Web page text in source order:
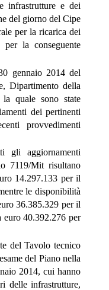
infrastrutture e dei
del giorno del Cipe
per la ricarica dei
la conseguente
gennaio 2014 del
Dipartimento della
quale sono state
dei pertinenti
provvedimenti
gli aggiornamenti
7119/Mit risultano
14.297.133 per il
le disponibilità
36.385.329 per il
euro 40.392.276 per
del Tavolo tecnico
del Piano nella
2014, cui hanno
delle infrastrutture,